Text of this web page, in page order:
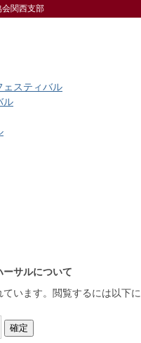
関西支部
ェスティバル
ル
ーサルについて
います。閲覧するには以下に